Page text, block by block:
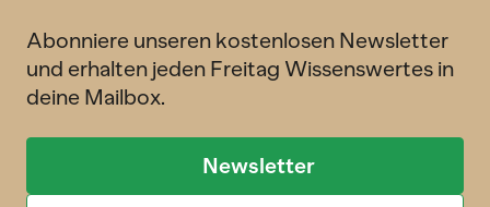
Abonniere unseren kostenlosen Newsletter
und erhalten jeden Freitag Wissenswertes in
deine Mailbox.
Newsletter